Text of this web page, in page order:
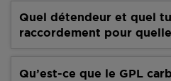
Quel détendeur et quel
raccordement pour
Qu’est-ce que le GPL